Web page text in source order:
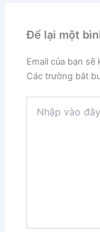
Để lại một
Email của bạn
Các trường bắt
vào